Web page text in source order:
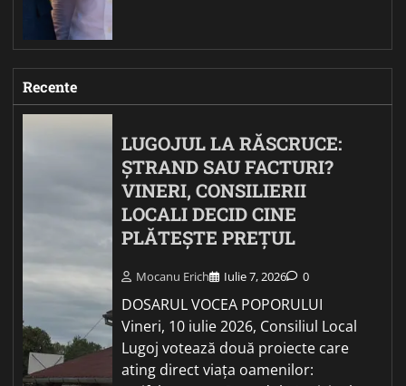
Recente
LUGOJUL LA RĂSCRUCE:
ȘTRAND SAU FACTURI?
VINERI, CONSILIERII
LOCALI DECID CINE
PLĂTEȘTE PREȚUL
Mocanu Erich Iulie 7, 2026 0
DOSARUL VOCEA POPORULUI
Vineri, 10 iulie 2026, Consiliul Local
Lugoj votează două proiecte care
ating direct viața oamenilor: